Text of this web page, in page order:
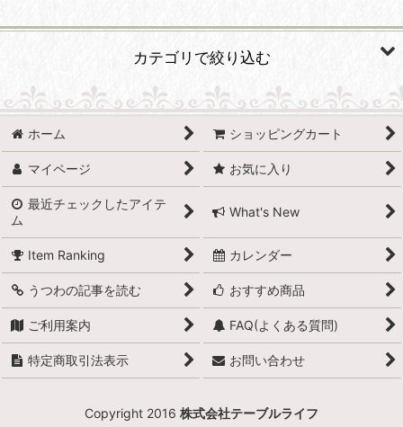
絞り込む
カテゴリで絞り込む
リネン類 (全商品)
テーブルクロス
ホーム ショッピングカート
マイページ お気に入り
最近チェックしたアイテ
ム
What's New
Item Ranking カレンダー
うつわの記事を読む おすすめ商品
ご利用案内 FAQ(よくある質問)
特定商取引法表示 お問い合わせ
Copyright 2016 株式会社テーブルライフ